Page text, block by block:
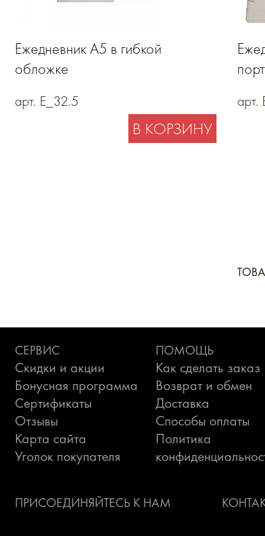
Ежедневник А5 в гибкой
обложке
арт. E_32.5
В КОРЗИНУ
арт.
СЕРВИС
Скидки и акции
Бонусная программа
Сертификаты
Отзывы
Карта сайта
Уголок покупателя
ПОМОЩЬ
Как сделать заказ
Возврат и обмен
Доставка
Способы оплаты
Политика
ПРИСОЕДИНЯЙТЕСЬ К НАМ